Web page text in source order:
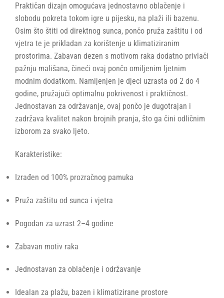
Praktičan dizajn omogućava jednostavno oblačenje i
slobodu pokreta tokom igre u pijesku, na plaži ili bazenu.
Osim što štiti od direktnog sunca, pončo pruža zaštitu i od
vjetra te je prikladan za korištenje u klimatiziranim
prostorima. Zabavan dezen s motivom raka dodatno privlači
pažnju mališana, čineći ovaj pončo omiljenim ljetnim
modnim dodatkom. Namijenjen je djeci uzrasta od 2 do 4
godine, pružajući optimalnu pokrivenost i praktičnost.
Jednostavan za održavanje, ovaj pončo je dugotrajan i
zadržava kvalitet nakon brojnih pranja, što ga čini odličnim
izborom za svako ljeto.
Karakteristike:
Izrađen od 100% prozračnog pamuka
Pruža zaštitu od sunca i vjetra
Pogodan za uzrast 2–4 godine
Zabavan motiv raka
Jednostavan za oblačenje i održavanje
Idealan za plažu, bazen i klimatizirane prostore